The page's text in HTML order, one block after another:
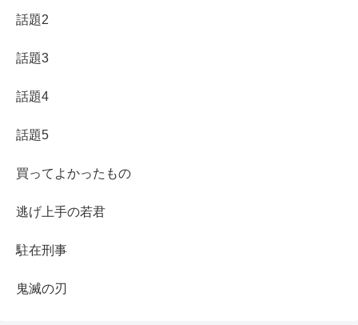
話題2
話題3
話題4
話題5
買ってよかったもの
逃げ上手の若君
駐在刑事
鬼滅の刃